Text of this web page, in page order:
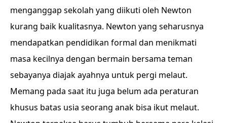
menganggap sekolah yang diikuti oleh Newton
kurang baik kualitasnya. Newton yang seharusnya
mendapatkan pendidikan formal dan menikmati
masa kecilnya dengan bermain bersama teman
sebayanya diajak ayahnya untuk pergi melaut.
Memang pada saat itu juga belum ada peraturan
khusus batas usia seorang anak bisa ikut melaut.